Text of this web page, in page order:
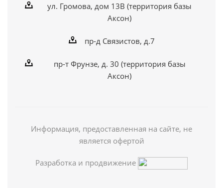
ул. Громова, дом 13В (территория базы
Аксон)
пр-д Связистов, д.7
пр-т Фрунзе, д. 30 (территория базы
Аксон)
Информация, предоставленная на сайте, не
является офертой
Разработка и продвижение